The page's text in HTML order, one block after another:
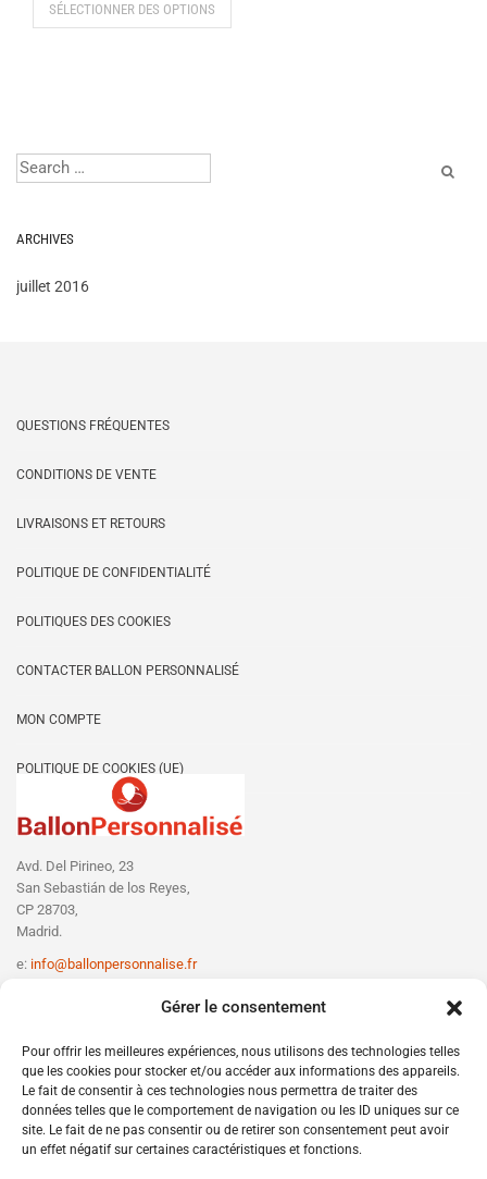
Gérer le consentement
Pour offrir les meilleures expériences, nous utilisons des technologies telles
que les cookies pour stocker et/ou accéder aux informations des appareils.
Le fait de consentir à ces technologies nous permettra de traiter des
données telles que le comportement de navigation ou les ID uniques sur ce
site. Le fait de ne pas consentir ou de retirer son consentement peut avoir
un effet négatif sur certaines caractéristiques et fonctions.
SÉLECTIONNER DES OPTIONS
ARCHIVES
juillet 2016
QUESTIONS FRÉQUENTES
CONDITIONS DE VENTE
LIVRAISONS ET RETOURS
POLITIQUE DE CONFIDENTIALITÉ
POLITIQUES DES COOKIES
CONTACTER BALLON PERSONNALISÉ
MON COMPTE
POLITIQUE DE COOKIES (UE)
Avd. Del Pirineo, 23
San Sebastián de los Reyes,
CP 28703,
Madrid.
e: info@ballonpersonnalise.fr